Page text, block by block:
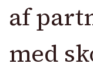
af
med